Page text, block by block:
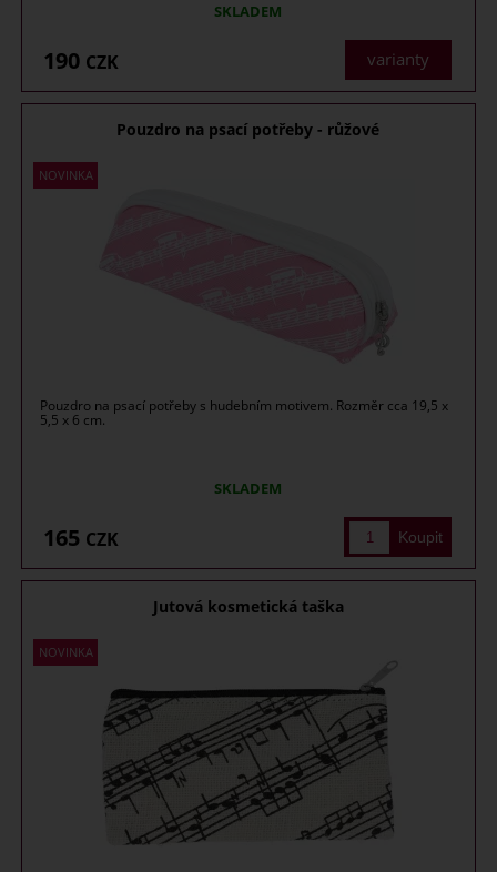
SKLADEM
varianty
190 CZK
Pouzdro na psací potřeby - růžové
Pouzdro na psací potřeby s hudebním motivem. Rozměr cca 19,5 x
5,5 x 6 cm.
SKLADEM
165 CZK
Jutová kosmetická taška